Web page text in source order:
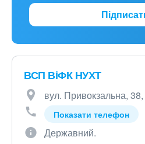
ВСП ВіФК НУХТ
вул. Привокзальна,
Показати телефон
Державний.